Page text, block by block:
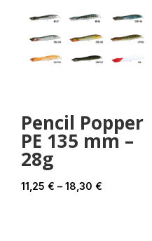
Pencil Popper
PE 135 mm –
28g
11,25 € – 18,30 €